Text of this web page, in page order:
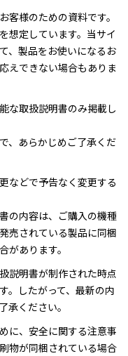
客様のための資料です。
想定しています。当サイ
、製品をお使いになるお
えできない場合もありま
な取扱説明書のみ掲載し
、あらかじめご了承くだ
などで予告なく変更する
の内容は、ご購入の機種
売されている製品に同梱
があります。
説明書が制作された時点
。したがって、最新の内
承ください。
に、安全に関する注意事
物が同梱されている場合